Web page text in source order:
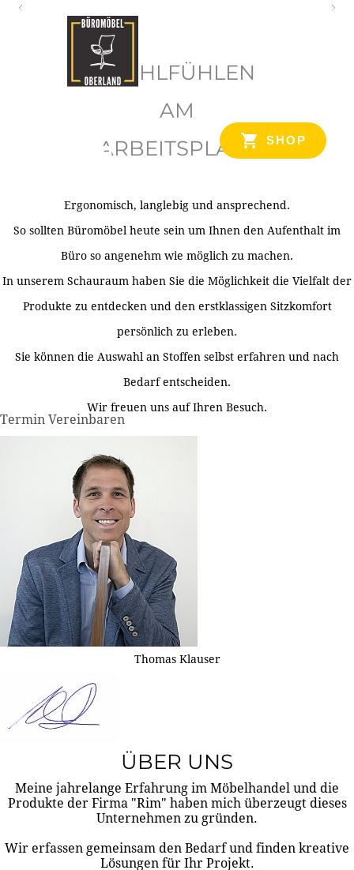
SHOP
WOHLFÜHLEN
AM
ARBEITSPLATZ
Ergonomisch, langlebig und ansprechend.
So sollten Büromöbel heute sein um Ihnen den Aufenthalt im
Büro so angenehm wie möglich zu machen.
In unserem Schauraum haben Sie die Möglichkeit die Vielfalt der
Produkte zu entdecken und den erstklassigen Sitzkomfort
persönlich zu erleben.
Sie können die Auswahl an Stoffen selbst erfahren und nach
Bedarf entscheiden.
Wir freuen uns auf Ihren Besuch.
Termin Vereinbaren
Thomas Klauser
ÜBER UNS
Meine jahrelange Erfahrung im Möbelhandel und die
Produkte der Firma "Rim" haben mich überzeugt dieses
Unternehmen zu gründen.
Wir erfassen gemeinsam den Bedarf und finden kreative
Lösungen für Ihr Projekt.